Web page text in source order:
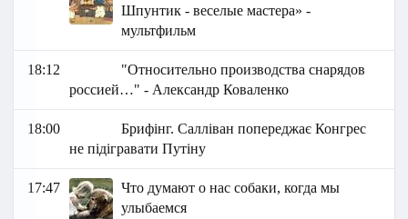
Шпунтик - веселые мастера» -
мультфильм
18:12
"Относительно производства снарядов
россией…" - Александр Коваленко
18:00
Брифінг. Салліван попереджає Конгрес
не підігравати Путіну
17:47
Что думают о нас собаки, когда мы
улыбаемся